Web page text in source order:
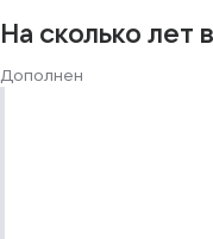
На сколько лет
Дополнен